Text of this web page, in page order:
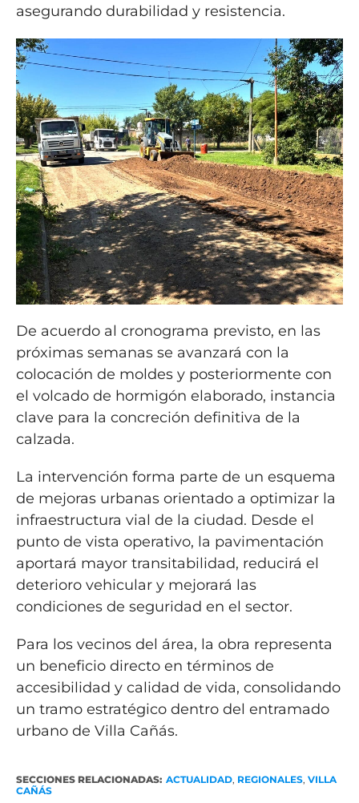
asegurando durabilidad y resistencia.
De acuerdo al cronograma previsto, en las
próximas semanas se avanzará con la
colocación de moldes y posteriormente con
el volcado de hormigón elaborado, instancia
clave para la concreción definitiva de la
calzada.
La intervención forma parte de un esquema
de mejoras urbanas orientado a optimizar la
infraestructura vial de la ciudad. Desde el
punto de vista operativo, la pavimentación
aportará mayor transitabilidad, reducirá el
deterioro vehicular y mejorará las
condiciones de seguridad en el sector.
Para los vecinos del área, la obra representa
un beneficio directo en términos de
accesibilidad y calidad de vida, consolidando
un tramo estratégico dentro del entramado
urbano de Villa Cañás.
SECCIONES RELACIONADAS: ACTUALIDAD, REGIONALES, VILLA
CAÑÁS